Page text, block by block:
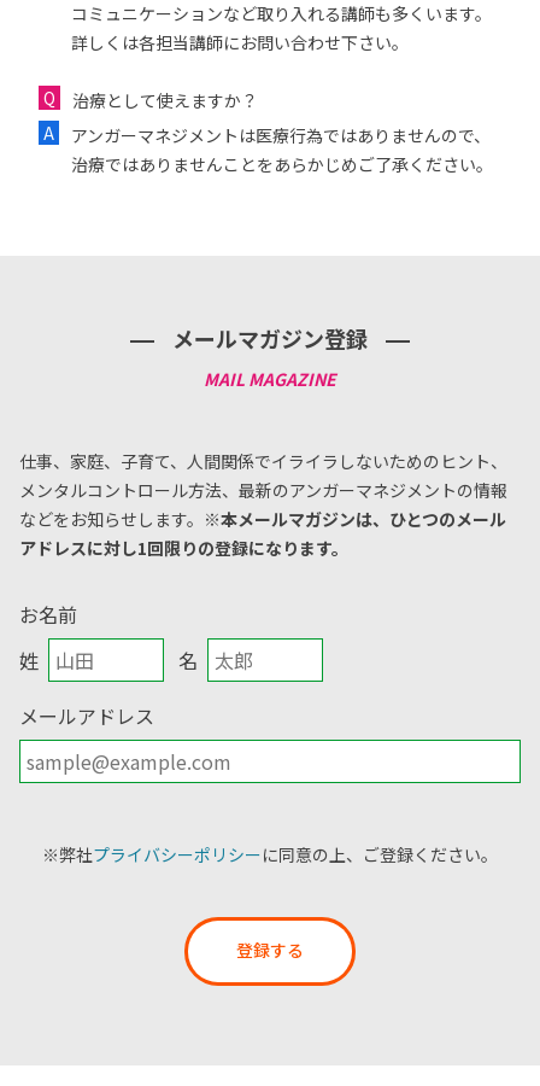
コミュニケーションなど取り入れる講師も多くいます。
詳しくは各担当講師にお問い合わせ下さい。
治療として使えますか？
アンガーマネジメントは医療行為ではありませんので、
治療ではありませんことをあらかじめご了承ください。
メールマガジン登録
仕事、家庭、子育て、人間関係でイライラしないためのヒント、
メンタルコントロール方法、 最新のアンガーマネジメントの情報
などをお知らせします。 ※本メールマガジンは、ひとつのメール
アドレスに対し1回限りの登録になります。
お名前
姓
名
メールアドレス
※弊社プライバシーポリシーに同意の上、ご登録ください。
登録する